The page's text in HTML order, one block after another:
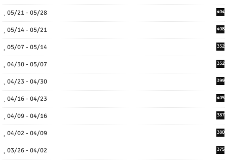
05/21 - 05/28 404
05/14 - 05/21 408
05/07 - 05/14 352
04/30 - 05/07 352
04/23 - 04/30 399
04/16 - 04/23 405
04/09 - 04/16 387
04/02 - 04/09 380
03/26 - 04/02 375